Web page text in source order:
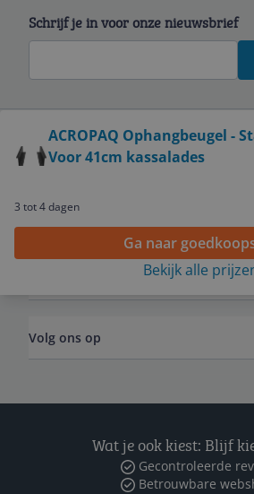
ACROPAQ Ophangbeugel -
Voor 41cm kassalades
3 tot 4 dagen
Ga naar
Bekijk alle
Schrijf je in voor onze nieuwsbrief
Service
Algemeen
Volg ons op
Wat je ook kiest: Blijf
Gecontroleerde
Betrouwbare